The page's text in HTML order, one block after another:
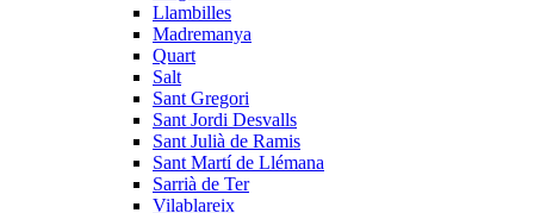
Llambilles
Madremanya
Quart
Salt
Sant Gregori
Sant Jordi Desvalls
Sant Julià de Ramis
Sant Martí de Llémana
Sarrià de Ter
Vilablareix